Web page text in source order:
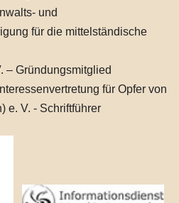
und
für die mittelständische
– Gründungsmitglied
für Opfer von
e. V. - Schriftführer